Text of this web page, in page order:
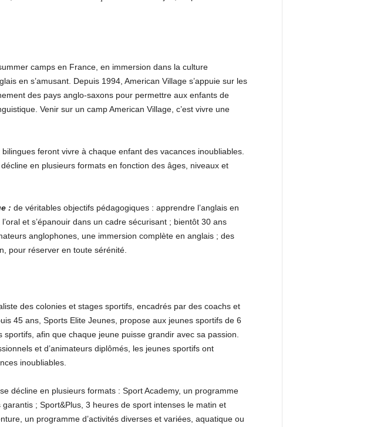
camps en France, en immersion dans la culture
en s’amusant. Depuis 1994, American Village s’appuie sur les
des pays anglo-saxons pour permettre aux enfants de
Venir sur un camp American Village, c’est vivre une
feront vivre à chaque enfant des vacances inoubliables.
en plusieurs formats en fonction des âges, niveaux et
: de véritables objectifs pédagogiques : apprendre l’anglais en
et s’épanouir dans un cadre sécurisant ; bientôt 30 ans
anglophones, une immersion complète en anglais ; des
pour réserver en toute sérénité.
des colonies et stages sportifs, encadrés par des coachs et
45 ans, Sports Elite Jeunes, propose aux jeunes sportifs de 6
afin que chaque jeune puisse grandir avec sa passion.
et d’animateurs diplômés, les jeunes sportifs ont
inoubliables.
décline en plusieurs formats : Sport Academy, un programme
; Sport&Plus, 3 heures de sport intenses le matin et
un programme d’activités diverses et variées, aquatique ou